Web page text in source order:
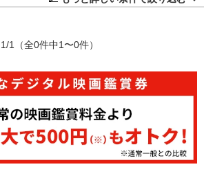
1/1 （全0件中1〜0件）